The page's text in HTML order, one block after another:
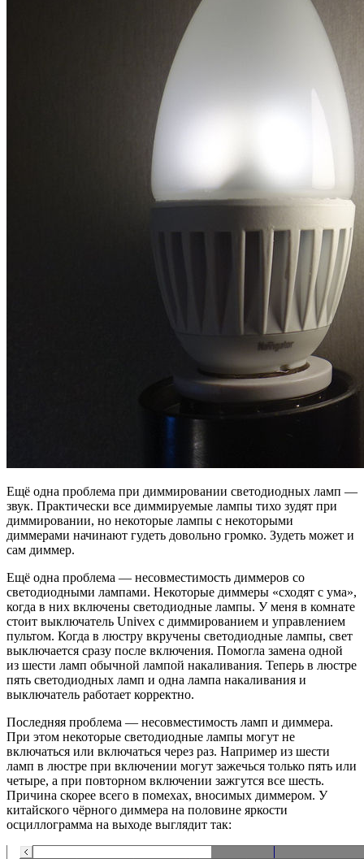
Ещё одна проблема при диммировании светодиодных ламп —
звук. Практически все диммируемые лампы тихо зудят при
диммировании, но некоторые лампы с некоторыми
диммерами начинают гудеть довольно громко. Зудеть может и
сам диммер.
Ещё одна проблема — несовместимость диммеров со
светодиодными лампами. Некоторые диммеры «сходят с ума»,
когда в них включены светодиодные лампы. У меня в комнате
стоит выключатель Univex с диммированием и управлением
пультом. Когда в люстру вкручены светодиодные лампы, свет
выключается сразу после включения. Помогла замена одной
из шести ламп обычной лампой накаливания. Теперь в люстре
пять светодиодных ламп и одна лампа накаливания и
выключатель работает корректно.
Последняя проблема — несовместимость ламп и диммера.
При этом некоторые светодиодные лампы могут не
включаться или включаться через раз. Например из шести
ламп в люстре при включении могут зажечься только пять или
четыре, а при повторном включении зажгутся все шесть.
Причина скорее всего в помехах, вносимых диммером. У
китайского чёрного диммера на половине яркости
осциллограмма на выходе выглядит так: